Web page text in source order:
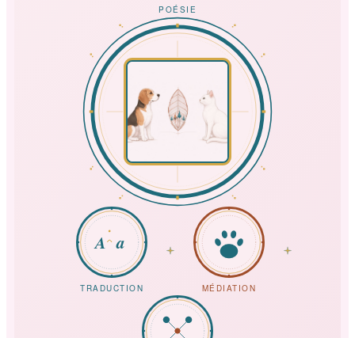
POÉSIE
A a
TRADUCTION MÉDIATION